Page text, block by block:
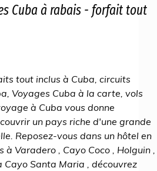
Cuba à rabais - forfait tout
tout inclus à Cuba, circuits
Voyages Cuba à la carte, vols
à Cuba vous donne
un pays riche d'une grande
Reposez-vous dans un hôtel en
Varadero , Cayo Coco , Holguin ,
Cayo Santa Maria , découvrez